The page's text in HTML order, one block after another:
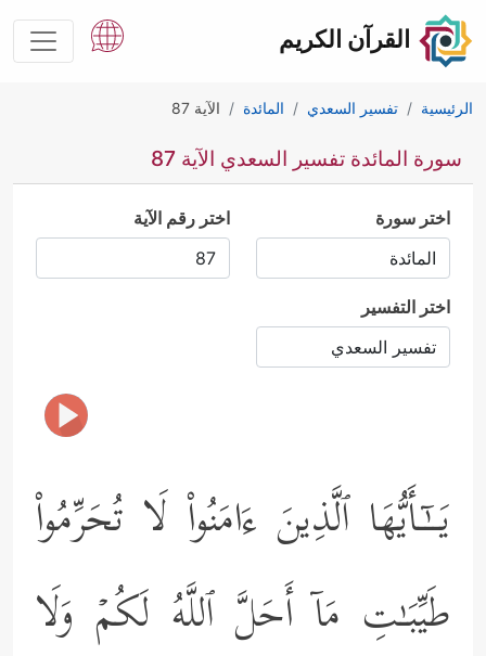
القرآن الكريم
الرئيسية تفسير السعدي المائدة الآية 87
سورة المائدة تفسير السعدي الآية 87
اختر سورة اختر رقم الآية
اختر التفسير
یَــٰۤـأَیُّهَا ٱلَّذِینَ ءَامَنُواْ لَا تُحَرِّمُواْ
طَیِّبَـٰتِ مَاۤ أَحَلَّ ٱللَّهُ لَكُمۡ وَلَا